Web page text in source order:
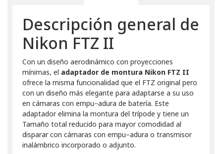
Descripción general de
Nikon FTZ II
Con un diseño aerodinámico con proyecciones
mínimas, el adaptador de montura Nikon FTZ II
ofrece la misma funcionalidad que el FTZ original pero
con un diseño más elegante para adaptarse a su uso
en cámaras con empu–adura de batería. Este
adaptador elimina la montura del trípode y tiene un
Tamaño total reducido para mayor comodidad al
disparar con cámaras con empu–adura o transmisor
inalámbrico incorporado o adjunto.